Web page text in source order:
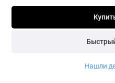
Нашли